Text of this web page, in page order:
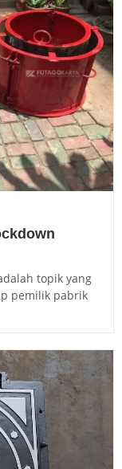
topik yang
pemilik pabrik